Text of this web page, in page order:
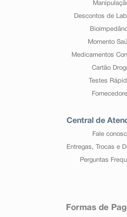
Descontos de
Momento
Medicamentos
Cartão
Testes
Central de
Fale
Entregas, Trocas e
Perguntas
Formas de